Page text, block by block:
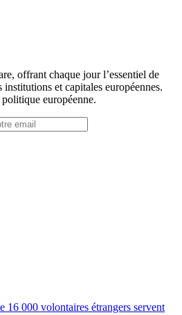
offrant chaque jour l’essentiel de
institutions et capitales européennes.
européenne.
16 000 volontaires étrangers servent